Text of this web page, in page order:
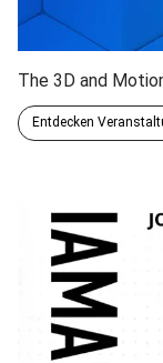
The 3D and
Entdecken